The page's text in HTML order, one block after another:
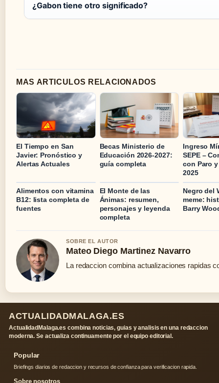
¿Gabon tiene otro significado?
MAS ARTICULOS RELACIONADOS
El Tiempo en San
Javier: Pronóstico y
Alertas Actuales
Becas Ministerio de
Educación 2026-2027:
guía completa
Ingreso
SEPE –
con Paro
2025
Alimentos con vitamina
B12: lista completa de
fuentes
El Monte de las
Ánimas: resumen,
personajes y leyenda
completa
Negro del
meme:
Barry
SOBRE EL AUTOR
Mateo Diego Martinez Navarro
La redaccion combina actualizaciones rapidas
ACTUALIDADMALAGA.ES
ActualidadMalaga.es combina noticias, guias y analisis en una redaccion
moderna. Se actualiza continuamente por el equipo editorial.
Popular
Briefings diarios de redaccion y recursos de confianza para verificacion rapida.
Sobre nosotros